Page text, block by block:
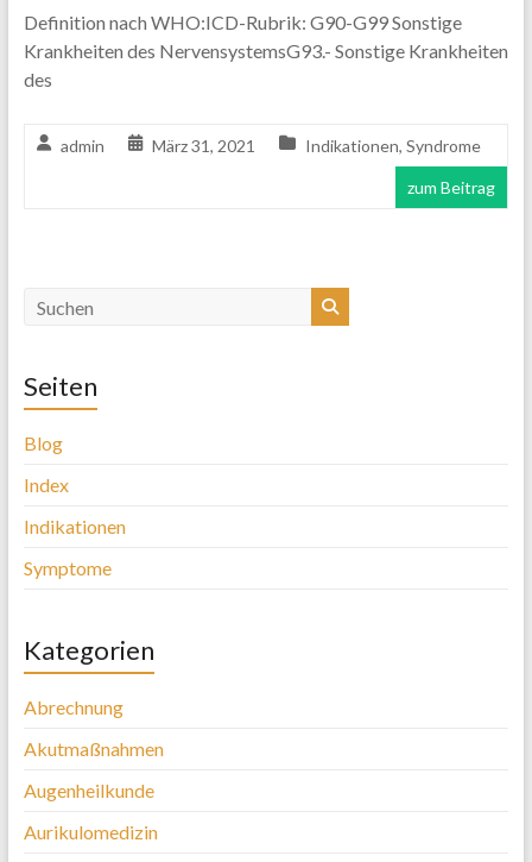
Definition nach WHO:ICD-Rubrik: G90-G99 Sonstige
Krankheiten des NervensystemsG93.- Sonstige Krankheiten
des
admin März 31, 2021 Indikationen, Syndrome
zum Beitrag
Seiten
Blog
Index
Indikationen
Symptome
Kategorien
Abrechnung
Akutmaßnahmen
Augenheilkunde
Aurikulomedizin